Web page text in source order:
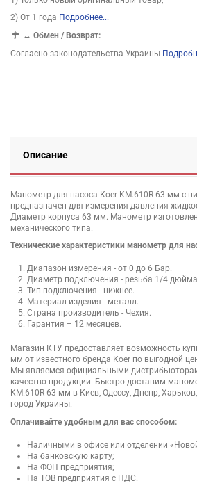
2) От 1 года Подробнее...
↔Обмен / Возврат:
Согласно законодательства Украины
Описание
Манометр для насоса Koer KM.610R 63 мм с
предназначен для измерения давления
Диаметр корпуса 63 мм. Манометр
механического типа.
Технические характеристики манометр для
Диапазон измерения - от 0 до 6 Бар.
Диаметр подключения - резьба 1/4
Тип подключения - нижнее.
Материал изделия - металл.
Страна производитель - Чехия.
Гарантия – 12 месяцев.
Магазин КТУ предоставляет возможность
мм от известного бренда Koer по выгодной
Мы являемся официальными
качество продукции. Быстро доставим
KM.610R 63 мм в Киев, Одессу, Днепр,
город Украины.
Оплачивайте удобным для вас способом:
Наличными в офисе или отделении
На банковскую карту;
На ФОП предприятия;
На ТОВ предприятия с НДС.